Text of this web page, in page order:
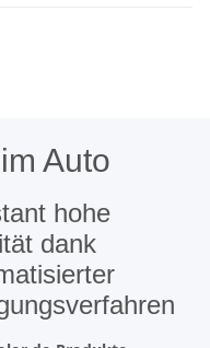
Auto
hohe
dank